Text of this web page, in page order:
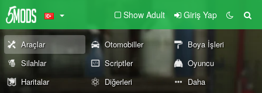
Show Adult Giriş Yap
Araçlar Otomobiller
Boya İşleri
Silahlar
Scriptler
Oyuncu
Haritalar
Diğerleri Daha